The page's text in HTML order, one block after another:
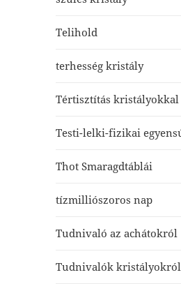
Telihold
terhesség kristály
Tértisztítás kristályokkal
Testi-lelki-fizikai
Thot Smaragdtáblái
tízmilliószoros nap
Tudnivaló az achátokról
Tudnivalók kristályokról